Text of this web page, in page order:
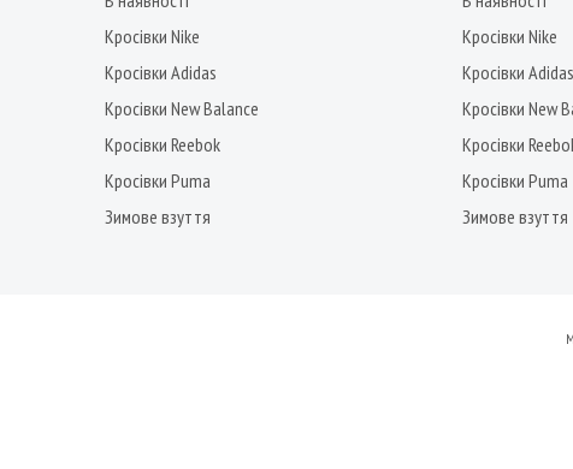
Кросівки Nike
Кросівки Adidas
Кросівки New Balance
Кросівки Reebok
Кросівки Puma
Зимове взуття
Кросівки Nike
Кросівки Adidas
Кросівки New
Кросівки
Кросівки Puma
Зимове взуття